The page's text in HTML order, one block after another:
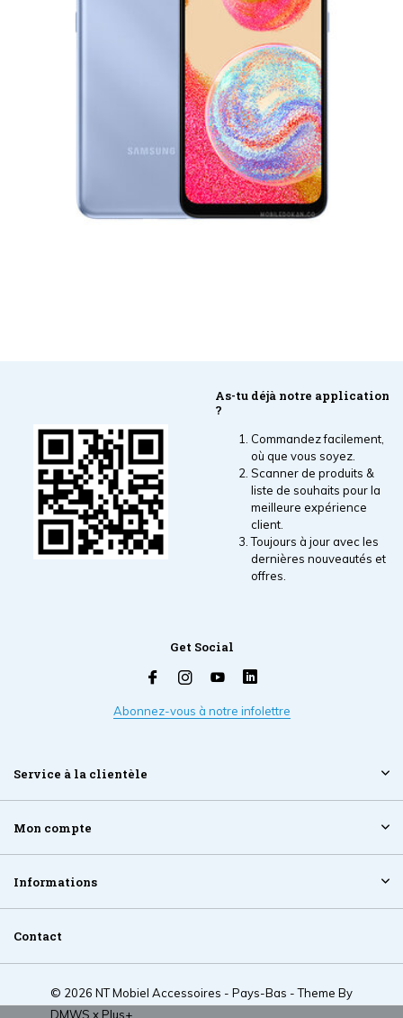
As-tu déjà notre application
?
Commandez facilement,
où que vous soyez.
Scanner de produits &
liste de souhaits pour la
meilleure expérience
client.
Toujours à jour avec les
dernières nouveautés et
offres.
Get Social
Abonnez-vous à notre infolettre
Service à la clientèle
Mon compte
Informations
Contact
© 2026 NT Mobiel Accessoires - Pays-Bas - Theme By
DMWS x Plus+